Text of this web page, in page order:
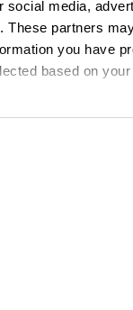
social media,
These partners
you have
based on
coffeeshop
vraag is of